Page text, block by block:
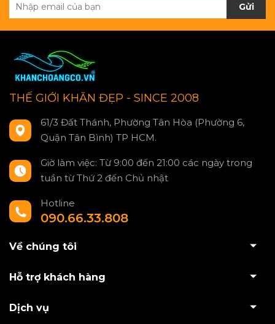
Gửi
THẾ GIỚI KHĂN ĐẸP - SINCE 2008
61/3 Đất Thánh, Phường Tân Hòa (Phường 6,
Quận Tân Bình) TP HCM.
Giờ làm việc: Từ 9:00 đến 21:00 các ngày trong
tuần từ Thứ 2 đến Chủ nhật
Hotline
090.66.33.808
Về chúng tôi
Hỗ trợ khách hàng
Dịch vụ